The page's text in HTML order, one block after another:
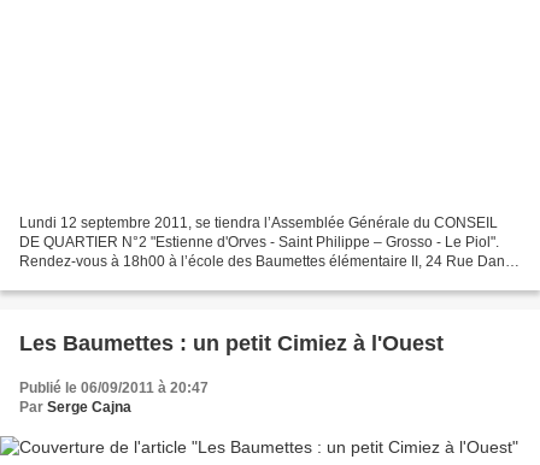
Lundi 12 septembre 2011, se tiendra l’Assemblée Générale du CONSEIL
DE QUARTIER N°2 "Estienne d'Orves - Saint Philippe – Grosso - Le Piol".
Rendez-vous à 18h00 à l’école des Baumettes élémentaire II, 24 Rue Dante
Les Baumettes : un petit Cimiez à l'Ouest
Publié le 06/09/2011 à 20:47
Par Serge Cajna